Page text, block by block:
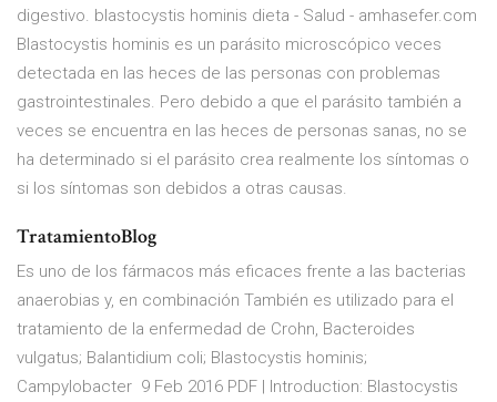
digestivo. blastocystis hominis dieta - Salud - amhasefer.com
Blastocystis hominis es un parásito microscópico veces
detectada en las heces de las personas con problemas
gastrointestinales. Pero debido a que el parásito también a
veces se encuentra en las heces de personas sanas, no se
ha determinado si el parásito crea realmente los síntomas o
si los síntomas son debidos a otras causas.
TratamientoBlog
Es uno de los fármacos más eficaces frente a las bacterias
anaerobias y, en combinación También es utilizado para el
tratamiento de la enfermedad de Crohn, Bacteroides
vulgatus; Balantidium coli; Blastocystis hominis;
Campylobacter 9 Feb 2016 PDF | Introduction: Blastocystis